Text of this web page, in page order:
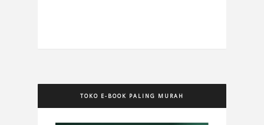
TOKO E-BOOK PALING MURAH